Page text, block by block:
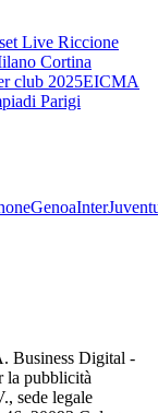
Live Riccione
Cortina
club 2025EICMA
Parigi
GenoaInter
Business Digital -
la pubblicità
sede legale